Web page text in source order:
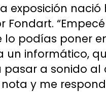
exposición nació
podías poner
un informático,
pasar a sonido al
y me